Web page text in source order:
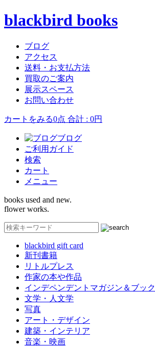
blackbird books
ブログ
アクセス
送料・お支払方法
買取のご案内
展示スペース
お問い合わせ
カートをみる0点 合計 : 0円
ブログ
ご利用ガイド
検索
カート
メニュー
books used and new.
flower works.
blackbird gift card
新刊書籍
リトルプレス
作家の本や作品
インデペンデントマガジン＆ブック
文学・人文学
写真
アート・デザイン
建築・インテリア
音楽・映画